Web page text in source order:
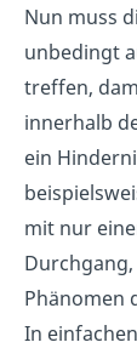
Nun muss
unbedingt
treffen,
innerhalb
ein
mit nur
Phänomen
In